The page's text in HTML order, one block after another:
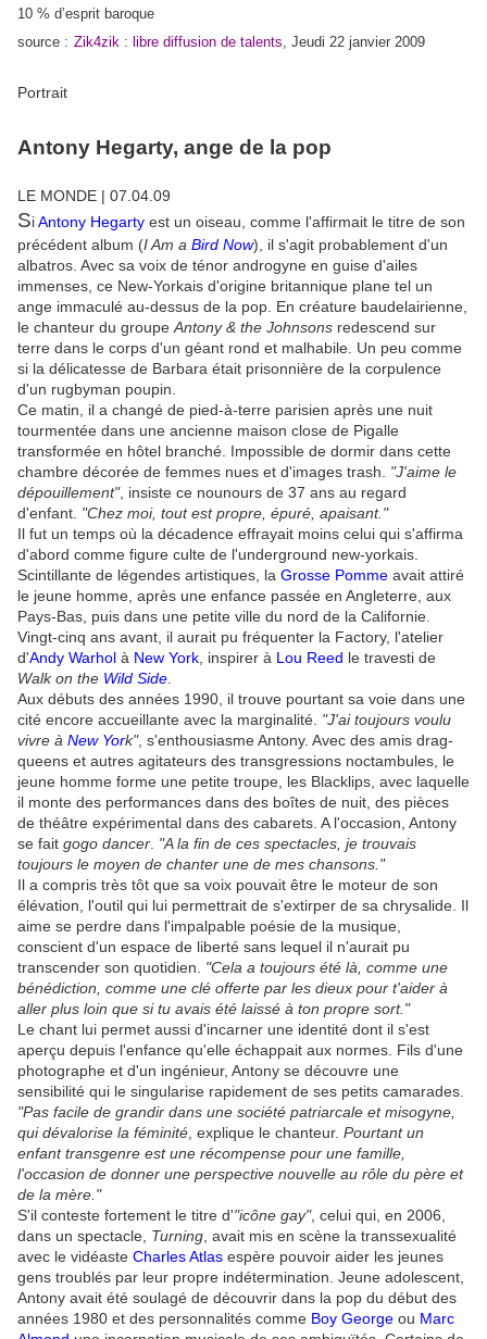
10 % d’esprit baroque
source : Zik4zik : libre diffusion de talents Jeudi 22 janvier 2009
Portrait
Antony Hegarty, ange de la pop
LE MONDE | 07.04.09
SiAntony Hegarty est un oiseau, comme l'affirmait le titre de son
précédent album (I Am a Bird Now), il s'agit probablement d'un
albatros. Avec sa voix de ténor androgyne en guise d'ailes
immenses, ce New-Yorkais d'origine britannique plane tel un
ange immaculé au-dessus de la pop. En créature baudelairienne,
le chanteur du groupe Antony & the Johnsons redescend sur
terre dans le corps d'un géant rond et malhabile. Un peu comme
si la délicatesse de Barbara était prisonnière de la corpulence
d'un rugbyman poupin.
Ce matin, il a changé de pied-à-terre parisien après une nuit
tourmentée dans une ancienne maison close de Pigalle
transformée en hôtel branché. Impossible de dormir dans cette
chambre décorée de femmes nues et d'images trash. "J'aime le
dépouillement", insiste ce nounours de 37 ans au regard
d'enfant. "Chez moi, tout est propre, épuré, apaisant."
Il fut un temps où la décadence effrayait moins celui qui s'affirma
d'abord comme figure culte de l'underground new-yorkais.
Scintillante de légendes artistiques, la Grosse Pomme avait attiré
le jeune homme, après une enfance passée en Angleterre, aux
Pays-Bas, puis dans une petite ville du nord de la Californie.
Vingt-cinq ans avant, il aurait pu fréquenter la Factory, l'atelier
d'Andy Warhol à New York , inspirer à Lou Reed le travesti de
Walk on the Wild Side
Aux débuts des années 1990, il trouve pourtant sa voie dans une
cité encore accueillante avec la marginalité. "J'ai toujours voulu
vivre à New York", s'enthousiasme Antony. Avec des amis drag-
queens et autres agitateurs des transgressions noctambules, le
jeune homme forme une petite troupe, les Blacklips, avec laquelle
il monte des performances dans des boîtes de nuit, des pièces
de théâtre expérimental dans des cabarets. A l'occasion, Antony
se fait gogo dancer "A la fin de ces spectacles, je trouvais
toujours le moyen de chanter une de mes chansons."
Il a compris très tôt que sa voix pouvait être le moteur de son
élévation, l'outil qui lui permettrait de s'extirper de sa chrysalide. Il
aime se perdre dans l'impalpable poésie de la musique,
conscient d'un espace de liberté sans lequel il n'aurait pu
transcender son quotidien. "Cela a toujours été là, comme une
bénédiction, comme une clé offerte par les dieux pour t'aider à
aller plus loin que si tu avais été laissé à ton propre sort."
Le chant lui permet aussi d'incarner une identité dont il s'est
aperçu depuis l'enfance qu'elle échappait aux normes. Fils d'une
photographe et d'un ingénieur, Antony se découvre une
sensibilité qui le singularise rapidement de ses petits camarades.
"Pas facile de grandir dans une société patriarcale et misogyne,
qui dévalorise la féminité , explique le chanteur. Pourtant un
enfant transgenre est une récompense pour une famille,
l'occasion de donner une perspective nouvelle au rôle du père et
de la mère."
S'il conteste fortement le titre d'"icône gay", celui qui, en 2006,
dans un spectacle, Turning , avait mis en scène la transsexualité
avec le vidéaste Charles Atlas espère pouvoir aider les jeunes
gens troublés par leur propre indétermination. Jeune adolescent,
Antony avait été soulagé de découvrir dans la pop du début des
années 1980 et des personnalités comme Boy George ou Marc